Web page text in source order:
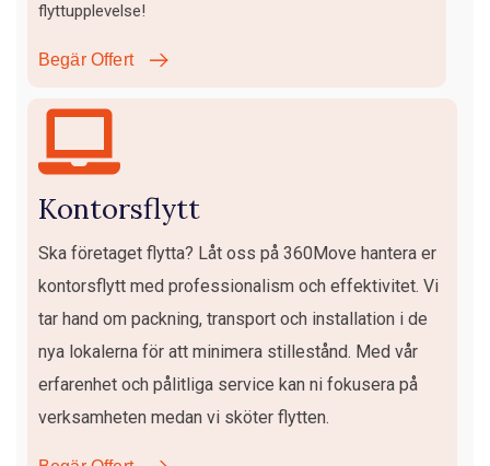
flyttupplevelse!
Begär Offert
Kontorsflytt
Ska företaget flytta? Låt oss på 360Move hantera er
kontorsflytt med professionalism och effektivitet. Vi
tar hand om packning, transport och installation i de
nya lokalerna för att minimera stillestånd. Med vår
erfarenhet och pålitliga service kan ni fokusera på
verksamheten medan vi sköter flytten.